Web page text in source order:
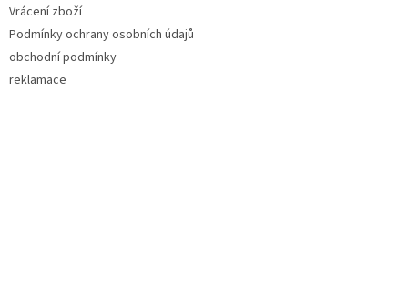
Vrácení zboží
Podmínky ochrany osobních údajů
obchodní podmínky
reklamace